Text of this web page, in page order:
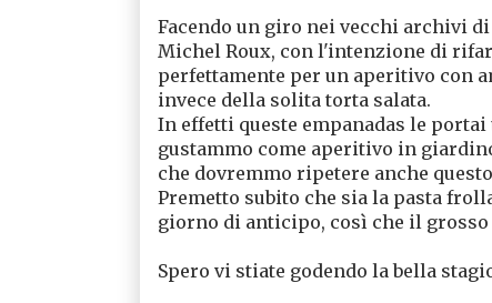
Facendo un giro nei vecchi archivi
Michel Roux, con l'intenzione di
perfettamente per un aperitivo con
invece della solita torta salata.
In effetti queste empanadas le
gustammo come aperitivo in
che dovremmo ripetere anche
Premetto subito che sia la pasta
giorno di anticipo, così che il
Spero vi stiate godendo la bella